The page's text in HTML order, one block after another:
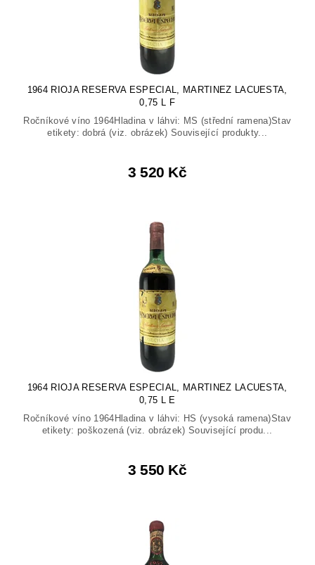
1964 RIOJA RESERVA ESPECIAL, MARTINEZ LACUESTA,
0,75 L F
Ročníkové víno 1964Hladina v láhvi: MS (střední ramena)Stav
etikety: dobrá (viz. obrázek) Související produkty...
3 520 Kč
1964 RIOJA RESERVA ESPECIAL, MARTINEZ LACUESTA,
0,75 L E
Ročníkové víno 1964Hladina v láhvi: HS (vysoká ramena)Stav
etikety: poškozená (viz. obrázek) Související produ...
3 550 Kč